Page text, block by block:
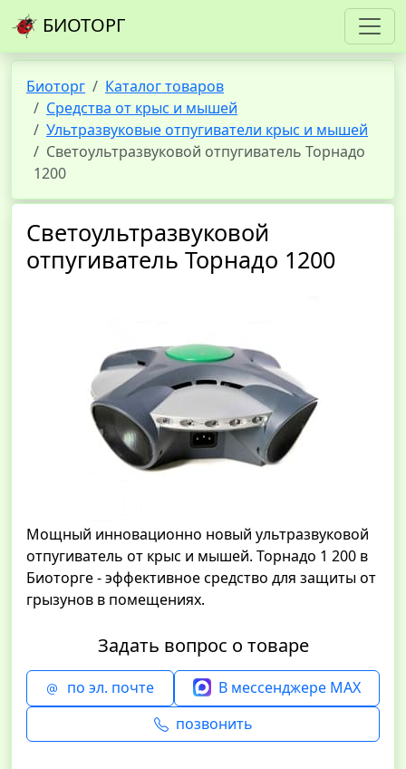
БИОТОРГ
Биоторг
Каталог товаров
Средства от крыс и мышей
Ультразвуковые отпугиватели крыс и мышей
Светоультразвуковой отпугиватель Торнадо
1200
Светоультразвуковой
отпугиватель Торнадо 1200
Мощный инновационно новый ультразвуковой
отпугиватель от крыс и мышей. Торнадо 1 200 в
Биоторге - эффективное средство для защиты от
грызунов в помещениях.
Задать вопрос о товаре
по эл. почте
В мессенджере MAX
позвонить